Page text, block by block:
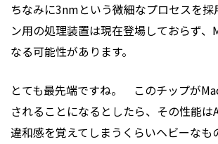
ちなみに3nmという微細なプロセスを採
ン用の処理装置は現在登場しておらず、
なる可能性があります。
とても最先端ですね。 このチップが
されることになるとしたら、その性能は
違和感を覚えてしまうくらいヘビーなも